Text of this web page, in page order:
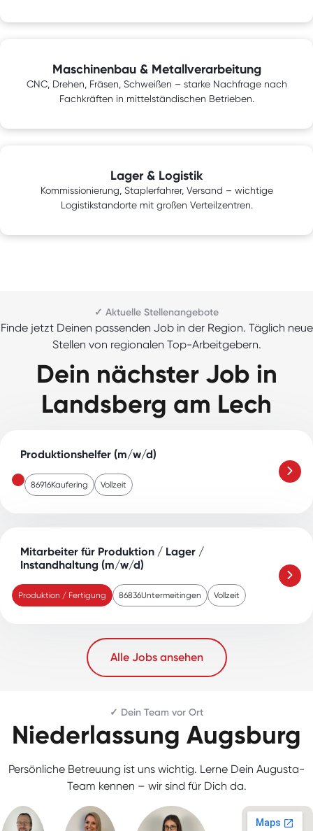
Maschinenbau & Metallverarbeitung
CNC, Drehen, Fräsen, Schweißen – starke Nachfrage nach
Fachkräften in mittelständischen Betrieben.
Lager & Logistik
Kommissionierung, Staplerfahrer, Versand – wichtige
Logistikstandorte mit großen Verteilzentren.
✓ Aktuelle Stellenangebote
Finde jetzt Deinen passenden Job in der Region. Täglich neue
Stellen von regionalen Top-Arbeitgebern.
Dein nächster Job in
Landsberg am Lech
Produktionshelfer (m/w/d)
86916Kaufering Vollzeit
Mitarbeiter für Produktion / Lager /
Instandhaltung (m/w/d)
Produktion / Fertigung 86836Untermeitingen Vollzeit
Alle Jobs ansehen
✓ Dein Team vor Ort
Niederlassung Augsburg
Persönliche Betreuung ist uns wichtig. Lerne Dein Augusta-
Team kennen – wir sind für Dich da.